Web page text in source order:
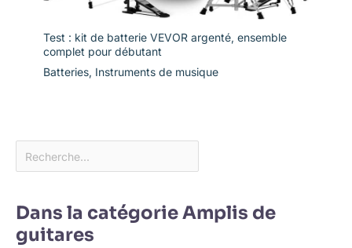
Test : kit de batterie VEVOR argenté, ensemble
complet pour débutant
Batteries, Instruments de musique
Dans la catégorie Amplis de
guitares